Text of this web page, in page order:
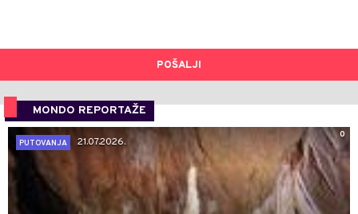
POŠALJI
MONDO REPORTAŽE
0
PUTOVANJA
21.07.2026.